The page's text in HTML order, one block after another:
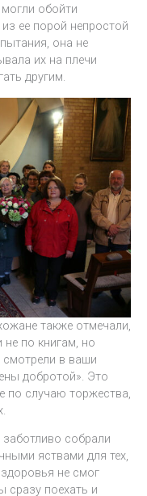
обойти
ее порой непростой
она не
их на плечи
другим.
также отмечали,
не по книгам, но
в ваши
добротой». Это
по случаю торжества,
собрали
яствами для тех,
не смог
сразу поехать и